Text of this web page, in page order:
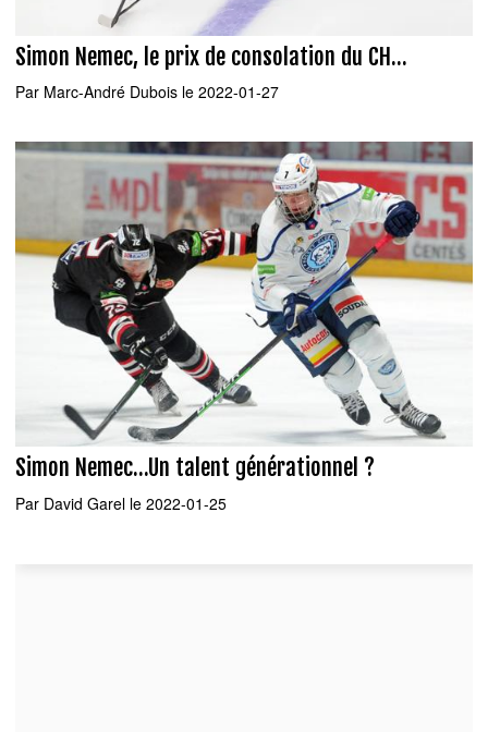
Simon Nemec, le prix de consolation du CH...
Par Marc-André Dubois le 2022-01-27
Simon Nemec...Un talent générationnel ?
Par David Garel le 2022-01-25